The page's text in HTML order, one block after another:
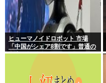
ヒューマノイドロボット 市場
「中国がシェア8割です」普通の
日本人怒りのフェイクニュース